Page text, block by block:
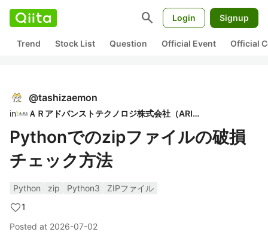
search Login Signup
Trend Stock List Question Official Event Official
@tashizaemon
in ＡＲアドバンストテクノロジ株式会社（ARI）
Pythonでのzipファイルの破損
チェック方法
Python zip Python3
ZIPファイル
1
Posted at 2026-07-02